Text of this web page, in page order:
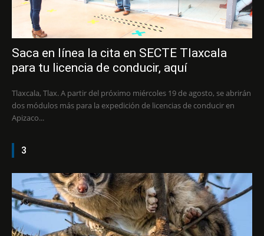
Saca en línea la cita en SECTE Tlaxcala
para tu licencia de conducir, aquí
Tlaxcala, Tlax. A partir del próximo miércoles 19 de agosto, se abrirán
dos módulos más para la expedición de licencias de conducir en
Apizaco...
3